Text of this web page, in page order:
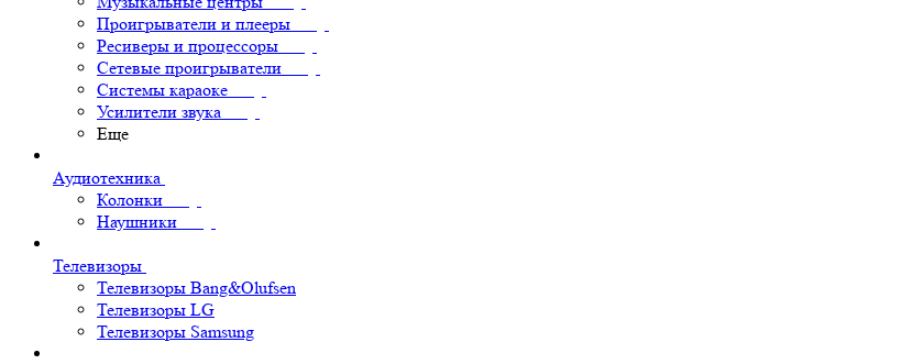
Проигрыватели и плееры
Ресиверы и процессоры
Сетевые проигрыватели
Системы караоке
Усилители звука
Еще
Аудиотехника
Колонки
Наушники
Телевизоры
Телевизоры Bang&Olufsen
Телевизоры LG
Телевизоры Samsung